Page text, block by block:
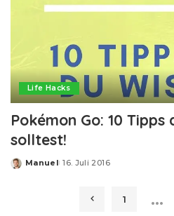
Life Hacks
Pokémon Go: 10 Tipps
solltest!
Posted
Manuel 16. Juli 2016
1 …